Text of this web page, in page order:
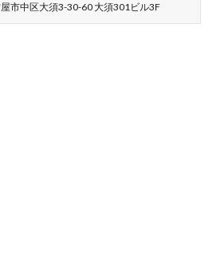
市中区大須3-30-60 大須301ビル3F